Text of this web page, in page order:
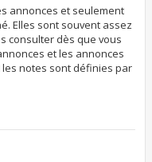
annonces et seulement
Elles sont souvent assez
consulter dès que vous
et les annonces
notes sont définies par